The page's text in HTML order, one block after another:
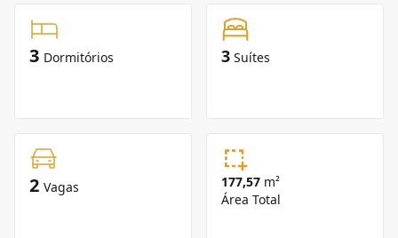
3 Dormitórios 3 Suítes
2 Vagas 177,57 m²
Área Total